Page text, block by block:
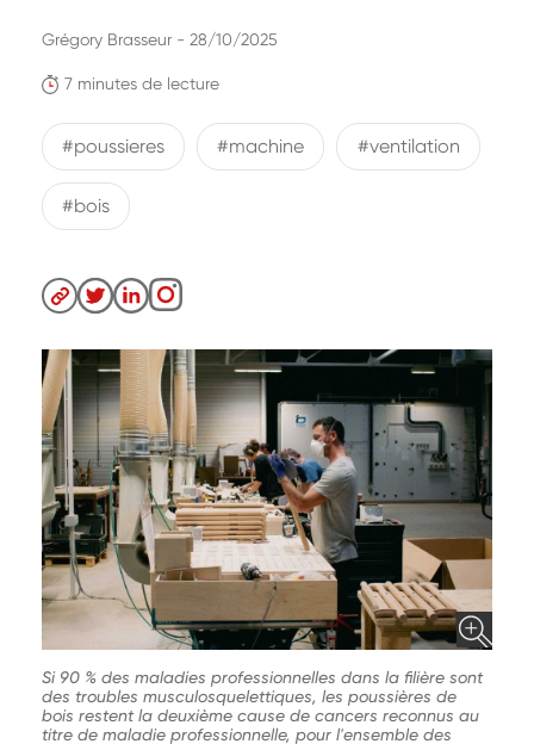
7 minutes de lecture
Grégory Brasseur - 28/10/2025
#poussieres #machine #ventilation
#bois
Si 90 % des maladies professionnelles dans la filière sont
des troubles musculosquelettiques, les poussières de
bois restent la deuxième cause de cancers reconnus au
titre de maladie professionnelle, pour l'ensemble des